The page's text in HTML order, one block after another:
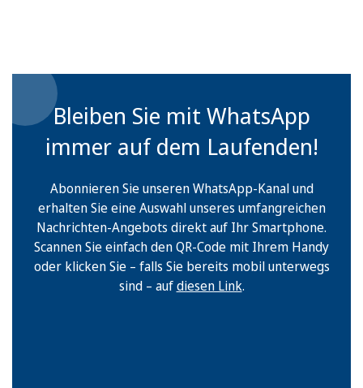
Bleiben Sie mit WhatsApp
immer auf dem Laufenden!
Abonnieren Sie unseren WhatsApp-Kanal und
erhalten Sie eine Auswahl unseres umfangreichen
Nachrichten-Angebots direkt auf Ihr Smartphone.
Scannen Sie einfach den QR-Code mit Ihrem Handy
oder klicken Sie – falls Sie bereits mobil unterwegs
sind – aufdiesen Link.